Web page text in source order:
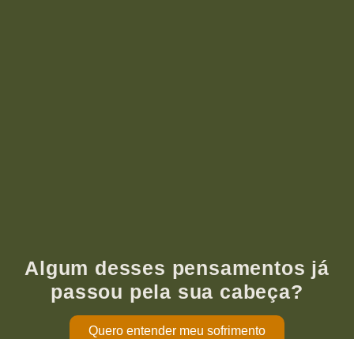
Algum desses pensamentos já
passou pela sua cabeça?
Quero entender meu sofrimento